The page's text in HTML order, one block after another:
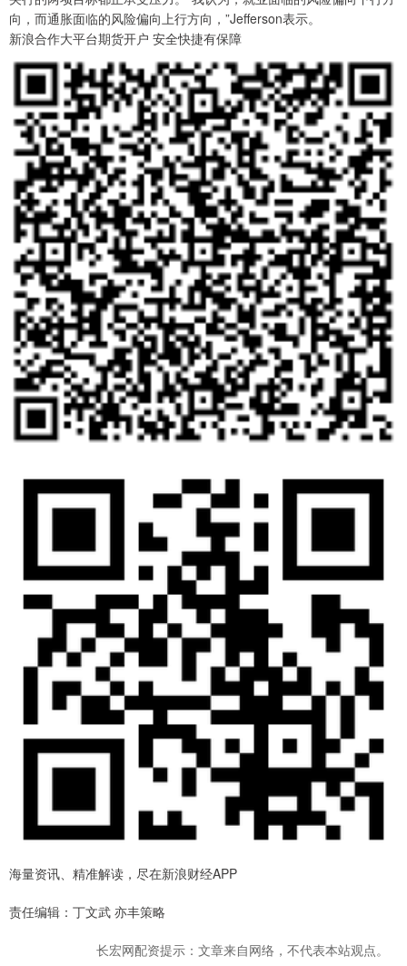
向，而通胀面临的风险偏向上行方向，”Jefferson表示。
新浪合作大平台期货开户 安全快捷有保障
海量资讯、精准解读，尽在新浪财经APP
责任编辑：丁文武 亦丰策略
长宏网配资提示：文章来自网络，不代表本站观点。